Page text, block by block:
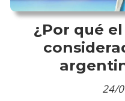
¿Por qué
24/